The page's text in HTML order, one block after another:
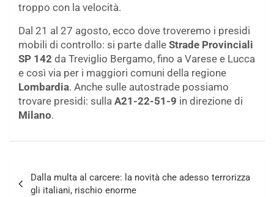
troppo con la velocità.
Dal 21 al 27 agosto, ecco dove troveremo i presidi
mobili di controllo: si parte dalle Strade Provinciali
SP 142 da Treviglio Bergamo, fino a Varese e Lucca
e così via per i maggiori comuni della regione
Lombardia. Anche sulle autostrade possiamo
trovare presidi: sulla A21-22-51-9 in direzione di
Milano.
articoli
Dalla multa al carcere: la novità che adesso terrorizza
gli italiani, rischio enorme